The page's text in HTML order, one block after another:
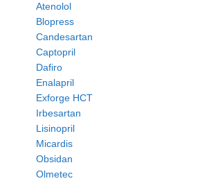
Atenolol
Blopress
Candesartan
Captopril
Dafiro
Enalapril
Exforge HCT
Irbesartan
Lisinopril
Micardis
Obsidan
Olmetec